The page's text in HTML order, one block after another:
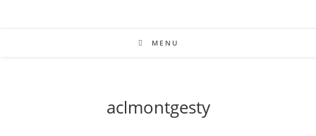
MENU
aclmontgesty